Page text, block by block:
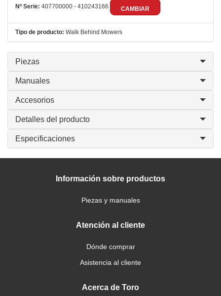
Nº Serie: 407700000 - 410243166 CAMBIAR
Tipo de producto: Walk Behind Mowers
Piezas
Manuales
Accesorios
Detalles del producto
Especificaciones
Información sobre productos
Piezas y manuales
Atención al cliente
Dónde comprar
Asistencia al cliente
Acerca de Toro